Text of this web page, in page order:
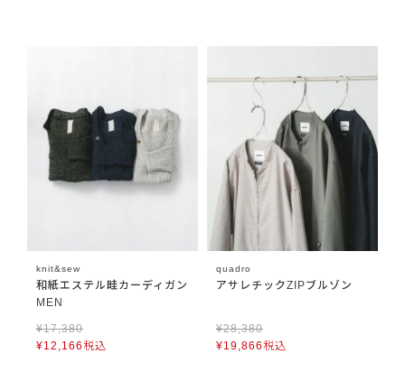
knit&sew
和紙エステル畦カーディガン
MEN
¥17,380
¥12,166税込
quadro
アサレチックZIPブルゾン
¥28,380
¥19,866税込